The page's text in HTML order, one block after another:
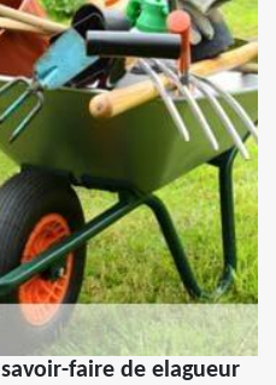
faire de elagueur